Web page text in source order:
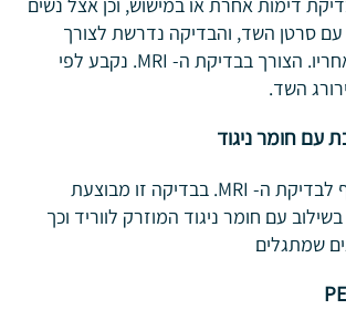
עם סרטן השד, והבדיקה נדרשת לצורך
הטיפול והמעקב אחריו. הצורך בבדיקת ה- MRI. נקבע לפי
השד.
עם חומר ניגוד
שמשמשת כתחליף לבדיקת ה- MRI. בבדיקה זו מבוצעת
עם חומר ניגוד המוזרק לווריד וכך
שמתגלים